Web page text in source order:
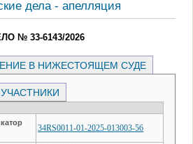
дела - апелляция
№ 33-6143/2026
В НИЖЕСТОЯЩЕМ СУДЕ
УЧАСТНИКИ
34RS0011-01-2025-013003-56